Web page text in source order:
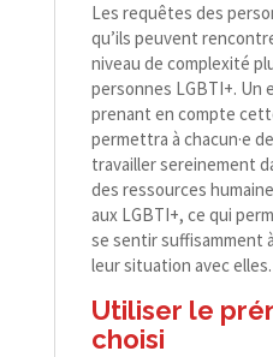
Les requêtes des
qu’ils peuvent
niveau de complexité
personnes LGBTI+. Un
prenant en compte
permettra à chacun·e
travailler sereinement
des ressources
aux LGBTI+, ce qui
se sentir suffisamment
leur situation avec elles.
Utiliser le
choisi